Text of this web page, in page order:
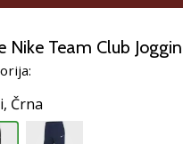
Nike Team Club
Črna